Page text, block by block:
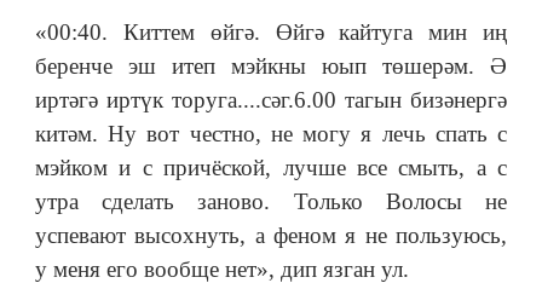
«00:40. Киттем өйгә. Өйгә кайтуга мин иң
беренче эш итеп мэйкны юып төшерәм. Ә
иртәгә иртүк торуга....сәг.6.00 тагын бизәнергә
китәм. Ну вот честно, не могу я лечь спать с
мэйком и с причёской, лучше все смыть, а с
утра сделать заново. Только Волосы не
успевают высохнуть, а феном я не пользуюсь,
у меня его вообще нет», дип язган ул.